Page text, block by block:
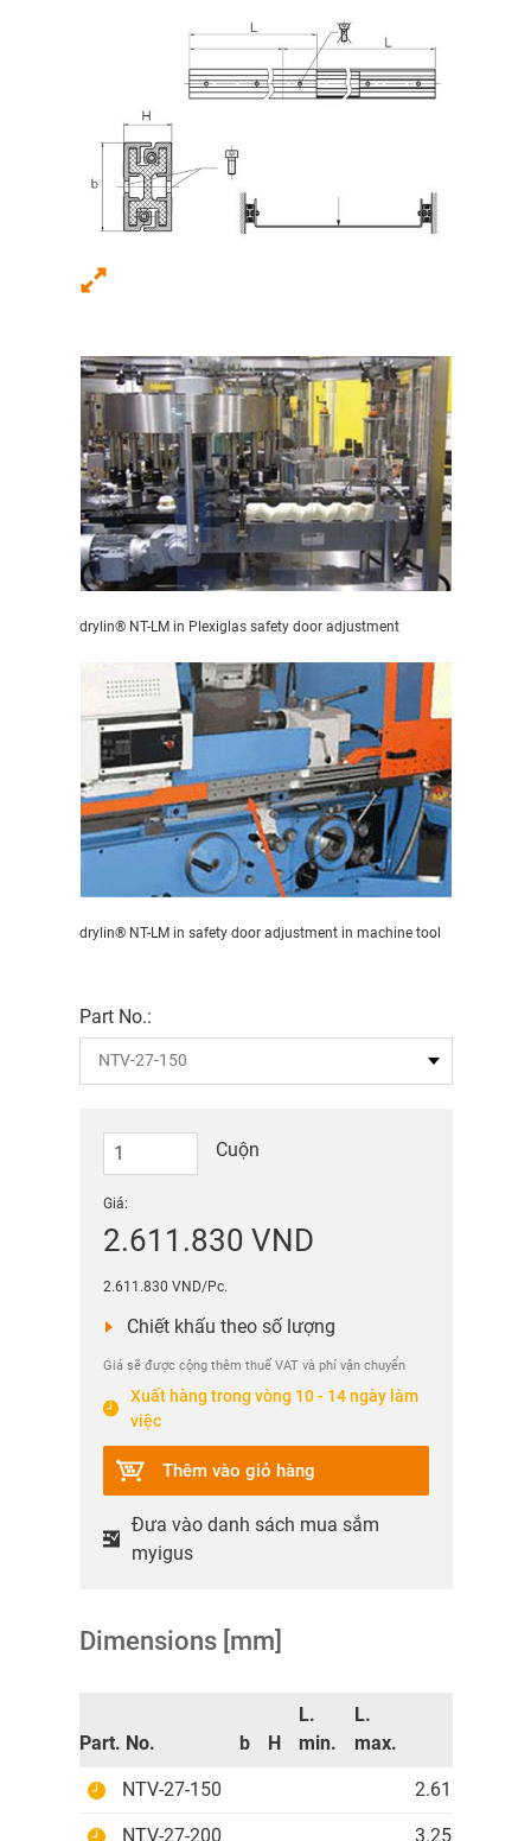
drylin® NT-LM in Plexiglas safety door adjustment
drylin® NT-LM in safety door adjustment in machine tool
Part No.:
Cuộn
Giá:
2.611.830 VND
2.611.830 VND/Pc.
Chiết khấu theo số lượng
Giá sẽ được cộng thêm thuế VAT và phí vận chuyển
Xuất hàng trong vòng 10 - 14 ngày làm
việc
Thêm vào giỏ hàng
Đưa vào danh sách mua sắm
myigus
Dimensions [mm]
Part. No. b H
L.
min.
L.
max.
NTV-27-150 2.611.830
NTV-27-200 3.250.724